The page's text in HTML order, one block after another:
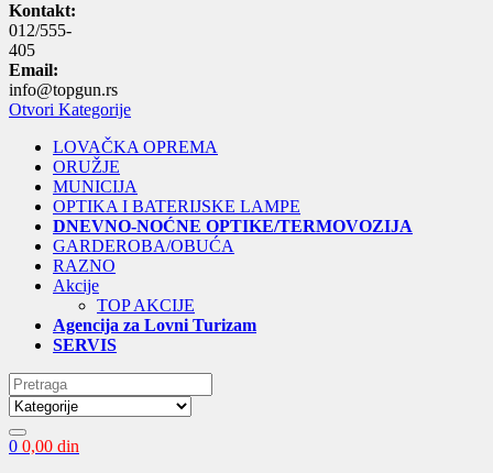
Kontakt:
012/555-
405
Email:
info@topgun.rs
Otvori Kategorije
LOVAČKA OPREMA
ORUŽJE
MUNICIJA
OPTIKA I BATERIJSKE LAMPE
DNEVNO-NOĆNE OPTIKE/TERMOVOZIJA
GARDEROBA/OBUĆA
RAZNO
Akcije
TOP AKCIJE
Agencija za Lovni Turizam
SERVIS
Search
for:
0 0,00 din